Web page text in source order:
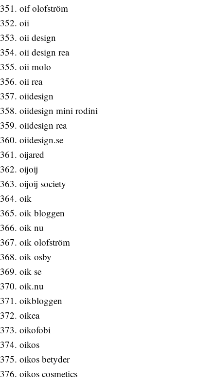
oif olofström
oii
oii design
oii design rea
oii molo
oii rea
oiidesign
oiidesign mini rodini
oiidesign rea
oiidesign.se
oijared
oijoij
oijoij society
oik
oik bloggen
oik nu
oik olofström
oik osby
oik se
oik.nu
oikbloggen
oikea
oikofobi
oikos
oikos betyder
oikos cosmetics